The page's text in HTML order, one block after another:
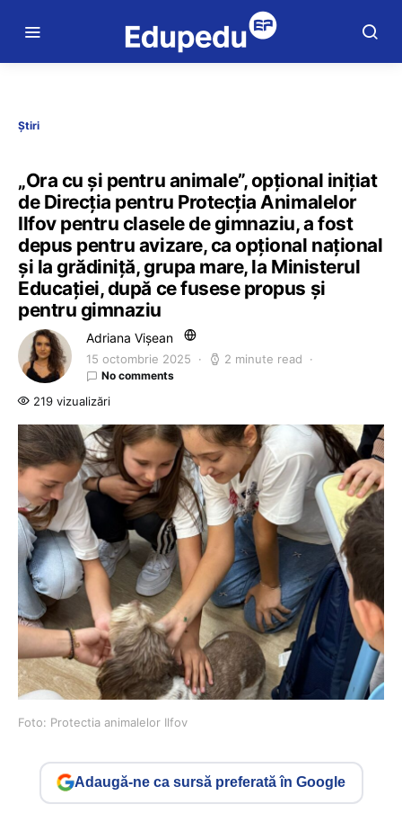
Știri
„Ora cu și pentru animale”, opțional inițiat
de Direcția pentru Protecția Animalelor
Ilfov pentru clasele de gimnaziu, a fost
depus pentru avizare, ca opțional național
și la grădiniță, grupa mare, la Ministerul
Educației, după ce fusese propus și
pentru gimnaziu
Adriana Vișean
15 octombrie 2025 2 minute read
No comments
219 vizualizări
Foto: Protectia animalelor Ilfov
Adaugă-ne ca sursă preferată în Google